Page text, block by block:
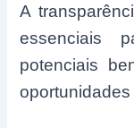
A
essenciais
potenciais